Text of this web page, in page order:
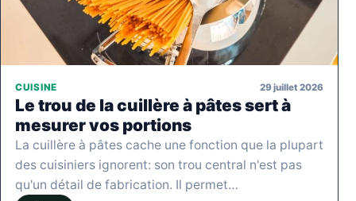
CUISINE 29 juillet 2026
Le trou de la cuillère à pâtes sert à
mesurer vos portions
La cuillère à pâtes cache une fonction que la plupart
des cuisiniers ignorent: son trou central n'est pas
qu'un détail de fabrication. Il permet…